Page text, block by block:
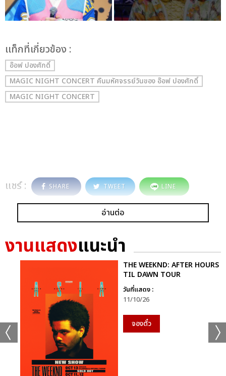
เเท็กที่เกี่ยวข้อง :
อ๊อฟ ปองศักดิ์
MAGIC NIGHT CONCERT คืนมหัศจรรย์วันของ อ๊อฟ ปองศักดิ์
MAGIC NIGHT CONCERT
แชร์ : SHARE TWEET LINE
อ่านต่อ
งานแสดงแนะนำ
THE WEEKND: AFTER HOURS
TIL DAWN TOUR
วันที่แสดง :
11/10/26
จองตั๋ว